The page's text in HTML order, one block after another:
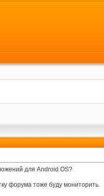
для Android OS?
форума тоже буду мониторить.